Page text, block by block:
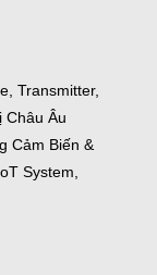
Transmitter,
Châu Âu
Cảm Biến &
System,